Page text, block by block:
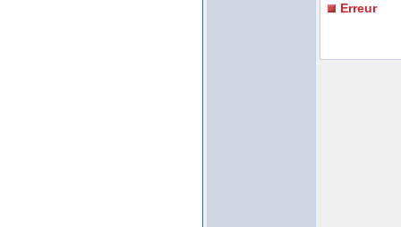
Erreur